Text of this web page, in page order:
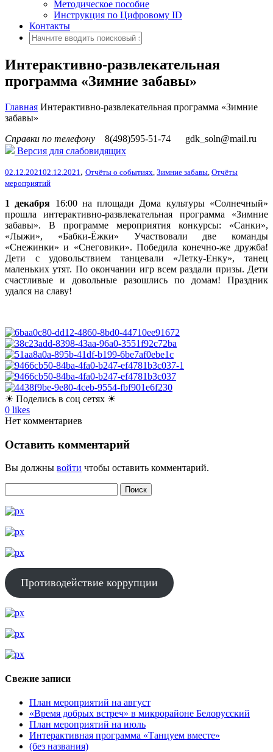
Методическое пособие
Инструкция по Цифровому ID
Контакты
Интерактивно-развлекательная
программа «Зимние забавы»
Главная Интерактивно-развлекательная программа «Зимние
забавы»
Справки по телефону
8(498)595-51-74
gdk_soln@mail.ru
Версия для слабовидящих
02.12.2021 02.12.2021 , Отчёты о событиях Зимние забавы Отчёты
мероприятий
1 декабря 16:00 на площади Дома культуры «Солнечный»
прошла интерактивно-развлекательная программа «Зимние
забавы». В программе мероприятия конкурсы: «Санки»,
«Лыжи», «Бабки-Ёжки» Участвовали две команды
«Снежинки» и «Снеговики». Победила конечно-же дружба!
Дети с удовольствием танцевали «Летку-Енку», танец
маленьких утят. По окончании игр всем раздали призы. Дети
счастливые и довольные разошлись по домам! Праздник
удался на славу!
☀ Поделись в соц сетях ☀
0 likes
Нет комментариев
Оставить комментарий
Вы должны войти чтобы оставить комментарий.
Противодействие коррупции
Свежие записи
План мероприятий на август
«Время добрых встреч» в микрорайоне Белорусский
План мероприятий на июль
Интерактивная программа «Танцуем вместе»
(без названия)